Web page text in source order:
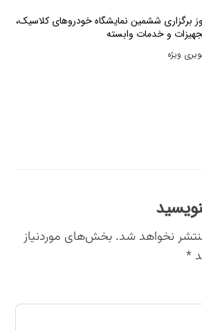
برگزاری ششمین نمایشگاه خودروهای کلاسیک،
و خدمات وابسته
ویژه
نخواهد شد. بخش‌های موردنیاز
*